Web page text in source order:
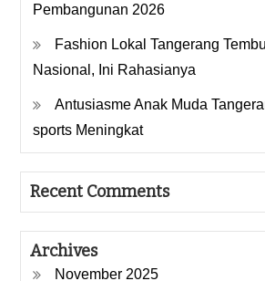
Pembangunan 2026
Fashion Lokal Tangerang
Nasional, Ini Rahasianya
Antusiasme Anak Muda
sports Meningkat
Recent Comments
Archives
November 2025